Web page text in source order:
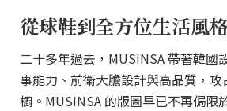
從球鞋到全方位生活風
二十多年過去，MUSINSA 帶著韓國
事能力、前衛大膽設計與高品質，
櫥。MUSINSA 的版圖早已不再侷限